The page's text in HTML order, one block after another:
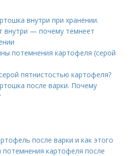
внутри при хранении.
внутри — почему темнеет
потемнения картофеля (серой
пятнистостью картофеля?
после варки. Почему
после варки и как этого
картофеля после